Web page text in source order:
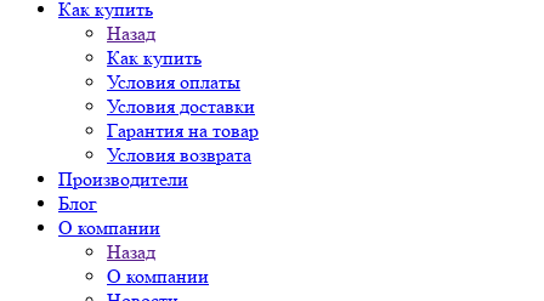
Как купить
Назад
Как купить
Условия оплаты
Условия доставки
Гарантия на товар
Условия возврата
Производители
Блог
О компании
Назад
О компании